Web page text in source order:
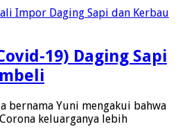
19) Daging Sapi
bernama Yuni mengakui bahwa
keluarganya lebih